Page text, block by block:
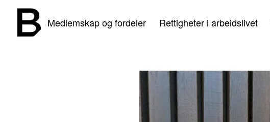
Medlemskap og fordeler Rettigheter i arbeidslivet